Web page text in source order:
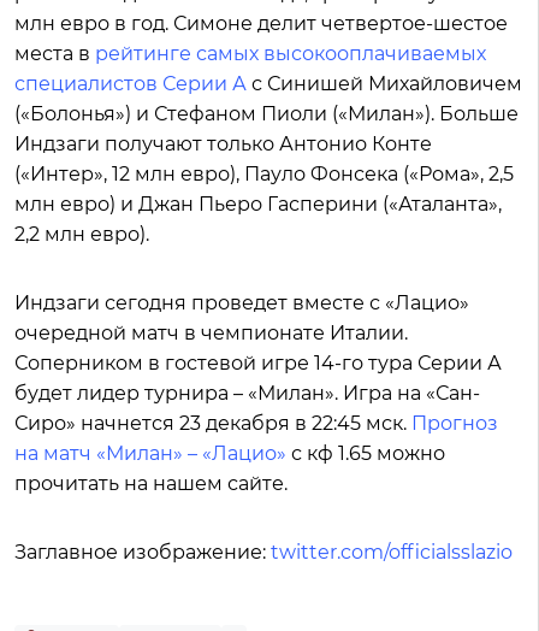
млн евро в год. Симоне делит четвертое-шестое
места в рейтинге самых высокооплачиваемых
специалистов Серии А с Синишей Михайловичем
(«Болонья») и Стефаном Пиоли («Милан»). Больше
Индзаги получают только Антонио Конте
(«Интер», 12 млн евро), Пауло Фонсека («Рома», 2,5
млн евро) и Джан Пьеро Гасперини («Аталанта»,
2,2 млн евро).
Индзаги сегодня проведет вместе с «Лацио»
очередной матч в чемпионате Италии.
Соперником в гостевой игре 14-го тура Серии А
будет лидер турнира – «Милан». Игра на «Сан-
Сиро» начнется 23 декабря в 22:45 мск. Прогноз
на матч «Милан» – «Лацио» с кф 1.65 можно
прочитать на нашем сайте.
Заглавное изображение: twitter.com/officialsslazio